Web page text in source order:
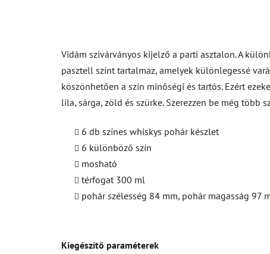
Vidám szivárványos kijelző a parti asztalon. A
pasztell színt tartalmaz, amelyek különlegessé
köszönhetően a szín minőségi és tartós. Ezért
lila, sárga, zöld és szürke. Szerezzen be még több
6 db színes whiskys pohár készlet
6 különböző szín
mosható
térfogat 300 ml
pohár szélesség 84 mm, pohár magasság 97
Kiegészítő paraméterek